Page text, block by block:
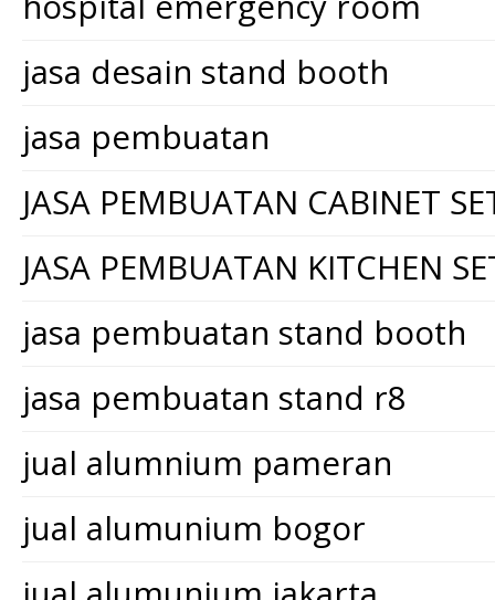
jasa desain stand booth
jasa pembuatan
JASA PEMBUATAN CABINET
JASA PEMBUATAN KITCHEN
jasa pembuatan stand booth
jasa pembuatan stand r8
jual alumnium pameran
jual alumunium bogor